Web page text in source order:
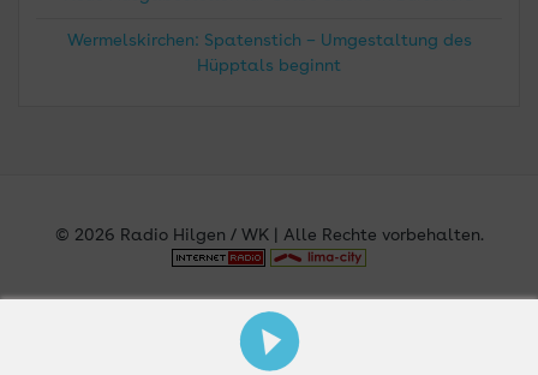
Wermelskirchen: Spatenstich – Umgestaltung des
Hüpptals beginnt
© 2026 Radio Hilgen / WK | Alle Rechte vorbehalten.